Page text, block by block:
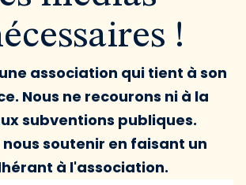
!
association qui tient à son
Nous ne recourons ni à la
subventions publiques.
soutenir en faisant un
à l'association.